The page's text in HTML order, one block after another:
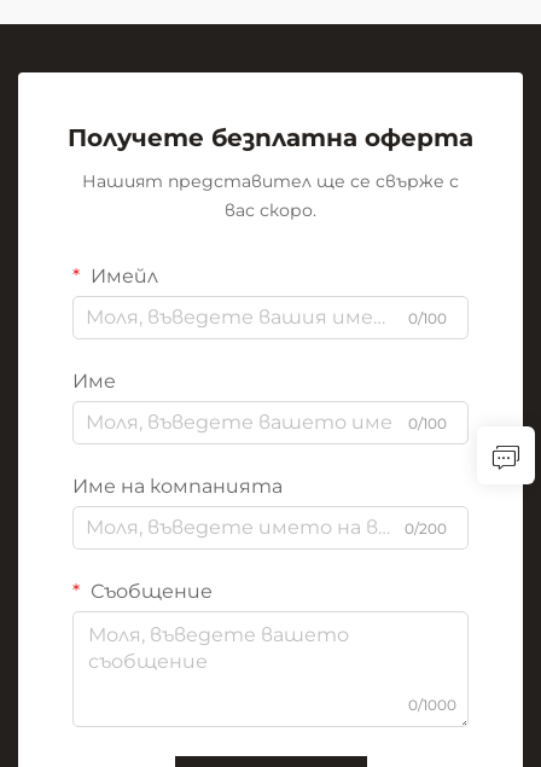
Получете безплатна оферта
Нашият представител ще се свърже с
вас скоро.
Имейл
0/100
Име
0/100
Име на компанията
0/200
Съобщение
0/1000